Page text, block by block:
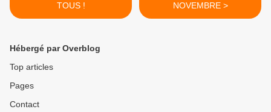
TOUS !
NOVEMBRE >
Hébergé par Overblog
Top articles
Pages
Contact